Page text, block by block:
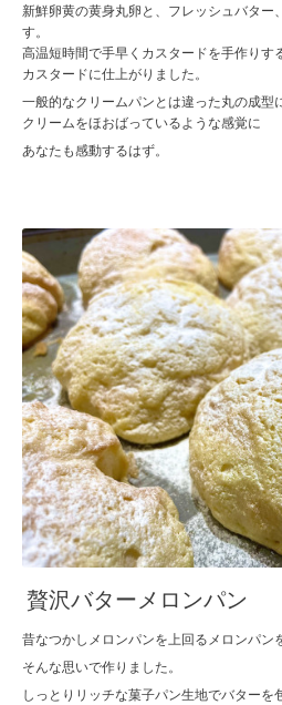
新鮮卵黄の黄身丸卵と、フレッシュバター
す。
高温短時間で手早くカスタードを手作りす
カスタードに仕上がりました。
一般的なクリームパンとは違った丸の成型
クリームをほおばっているような感覚に
あなたも感動するはず。
贅沢バターメロンパン
昔なつかしメロンパンを上回るメロンパン
そんな思いで作りました。
しっとりリッチな菓子パン生地でバターを